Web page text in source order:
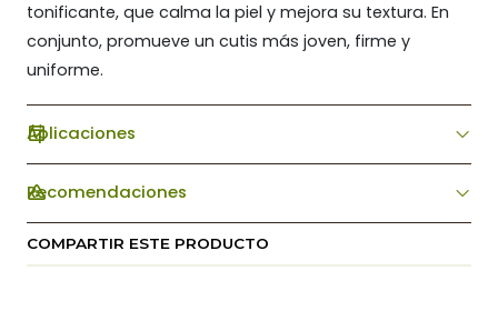
tonificante, que calma la piel y mejora su textura. En
conjunto, promueve un cutis más joven, firme y
uniforme.
Aplicaciones
Recomendaciones
COMPARTIR ESTE PRODUCTO